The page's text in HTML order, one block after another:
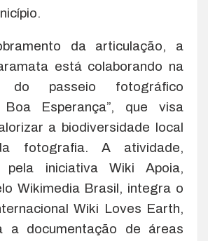
da articulação, a
está colaborando na
do passeio fotográfico
Esperança”, que visa
a biodiversidade local
fotografia. A atividade,
pela iniciativa Wiki Apoia,
Wikimedia Brasil, integra o
Wiki Loves Earth,
a documentação de áreas